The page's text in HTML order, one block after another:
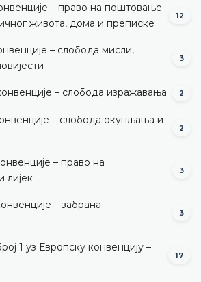
– право на поштовање
живота, дома и преписке
12
– слобода мисли,
3
– слобода изражавања 2
– слобода окупљања и
2
– право на
лијек
3
– забрана
3
1 уз Европску конвенцију –
17